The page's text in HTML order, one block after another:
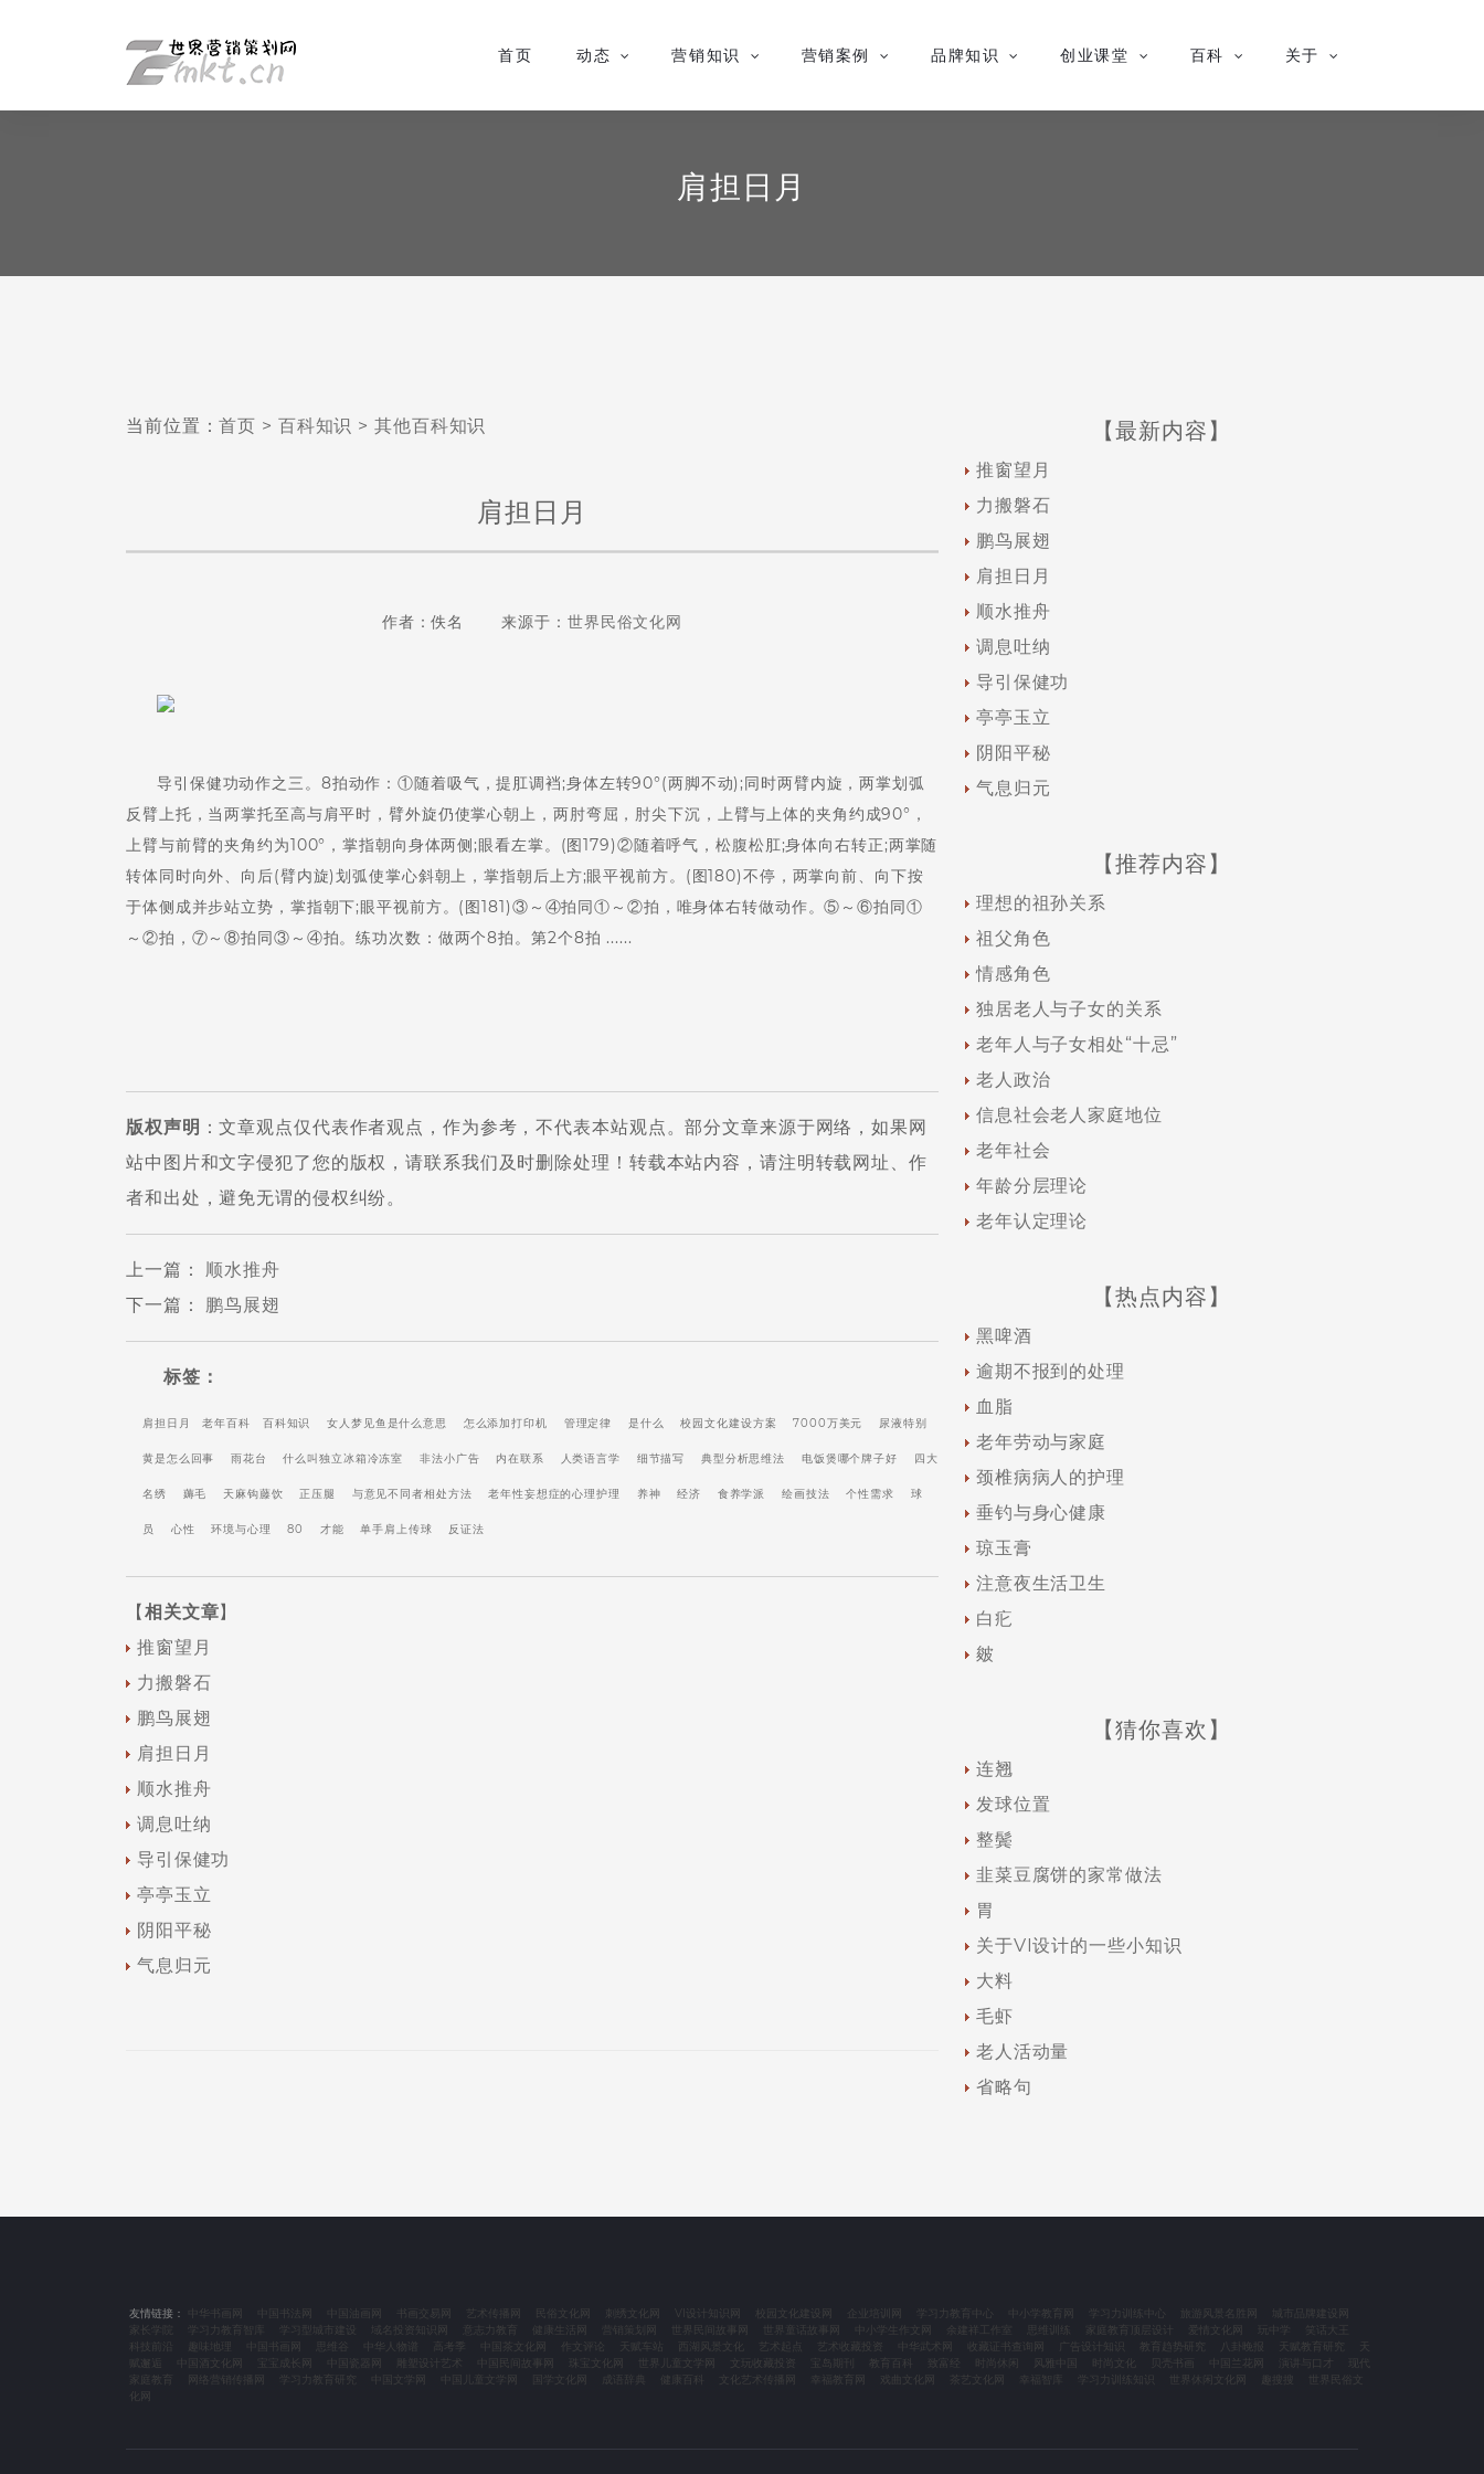
首页 动态 营销知识 营销案例 品牌知识 创业课堂 百科 关于
肩担日月
当前位置：首页 > 百科知识 > 其他百科知识
肩担日月
作者：佚名 来源于： 世界民俗文化网
导引保健功动作之三。8拍动作：①随着吸气，提肛调裆;身体左转90°(两脚不动);同时两臂内旋，两掌划弧
反臂上托，当两掌托至高与肩平时，臂外旋仍使掌心朝上，两肘弯屈，肘尖下沉，上臂与上体的夹角约成90°，
上臂与前臂的夹角约为100°，掌指朝向身体两侧;眼看左掌。(图179)②随着呼气，松腹松肛;身体向右转正;两掌随
转体同时向外、向后(臂内旋)划弧使掌心斜朝上，掌指朝后上方;眼平视前方。(图180)不停，两掌向前、向下按
于体侧成并步站立势，掌指朝下;眼平视前方。(图181)③～④拍同①～②拍，唯身体右转做动作。⑤～⑥拍同①
～②拍，⑦～⑧拍同③～④拍。练功次数：做两个8拍。第2个8拍 ......
版权声明 ：文章观点仅代表作者观点，作为参考，不代表本站观点。部分文章来源于网络，如果网
站中图片和文字侵犯了您的版权，请联系我们及时删除处理！转载本站内容，请注明转载网址、作
者和出处，避免无谓的侵权纠纷。
上一篇 ： 顺水推舟
下一篇 ： 鹏鸟展翅
标签：
肩担日月 老年百科 百科知识 女人梦见鱼是什么意思 怎么添加打印机 管理定律 是什么 校园文化建设方案 7000万美元 尿液特别
黄是怎么回事 雨花台 什么叫独立冰箱冷冻室 非法小广告 内在联系 人类语言学 细节描写 典型分析思维法 电饭煲哪个牌子好 四大
名绣 薅毛 天麻钩藤饮 正压腿 与意见不同者相处方法 老年性妄想症的心理护理 养神 经济 食养学派 绘画技法 个性需求 球
员 心性 环境与心理 80 才能 单手肩上传球 反证法
【相关文章】
推窗望月
力搬磐石
鹏鸟展翅
肩担日月
顺水推舟
调息吐纳
导引保健功
亭亭玉立
阴阳平秘
气息归元
【最新内容】
推窗望月
力搬磐石
鹏鸟展翅
肩担日月
顺水推舟
调息吐纳
导引保健功
亭亭玉立
阴阳平秘
气息归元
【推荐内容】
理想的祖孙关系
祖父角色
情感角色
独居老人与子女的关系
老年人与子女相处“十忌”
老人政治
信息社会老人家庭地位
老年社会
年龄分层理论
老年认定理论
【热点内容】
黑啤酒
逾期不报到的处理
血脂
老年劳动与家庭
颈椎病病人的护理
垂钓与身心健康
琼玉膏
注意夜生活卫生
白疕
皴
【猜你喜欢】
连翘
发球位置
整鬓
韭菜豆腐饼的家常做法
胃
关于VI设计的一些小知识
大料
毛虾
老人活动量
省略句
友情链接： 中华书画网 中国书法网 中国油画网 书画交易网 艺术传播网 民俗文化网 刺绣文化网 VI设计知识网 校园文化建设网 企业培训网 学习力教育中心 中小学教育网 学习力训练中心 旅游风景名胜网
城市品牌建设网
家长学院
学习力教育智库 学习型城市建设 域名投资知识网 意志力教育 健康生活网 营销策划网 世界民间故事网 世界童话故事网 中小学生作文网 余建祥工作室 思维训练 家庭教育顶层设计 爱情文化网 玩中学
笑话大王
科技前沿
趣味地理 中国书画网 思维谷 中华人物谱 高考季 中国茶文化网 作文评论 天赋车站 西湖风景文化 艺术起点 艺术收藏投资 中华武术网 收藏证书查询网 广告设计知识 教育趋势研究 八卦晚报 天赋教育研究
天
赋邂逅
中国酒文化网 宝宝成长网 中国瓷器网 雕塑设计艺术 中国民间故事网 珠宝文化网 世界儿童文学网 文玩收藏投资 宝岛期刊 教育百科 致富经 时尚休闲 风雅中国 时尚文化 贝壳书画 中国兰花网 演讲与口才
现代
家庭教育
网络营销传播网 学习力教育研究 中国文学网 中国儿童文学网 国学文化网 成语辞典 健康百科 文化艺术传播网 幸福教育网 戏曲文化网 茶艺文化网 幸福智库 学习力训练知识 世界休闲文化网 趣搜搜
世界民俗文
化网